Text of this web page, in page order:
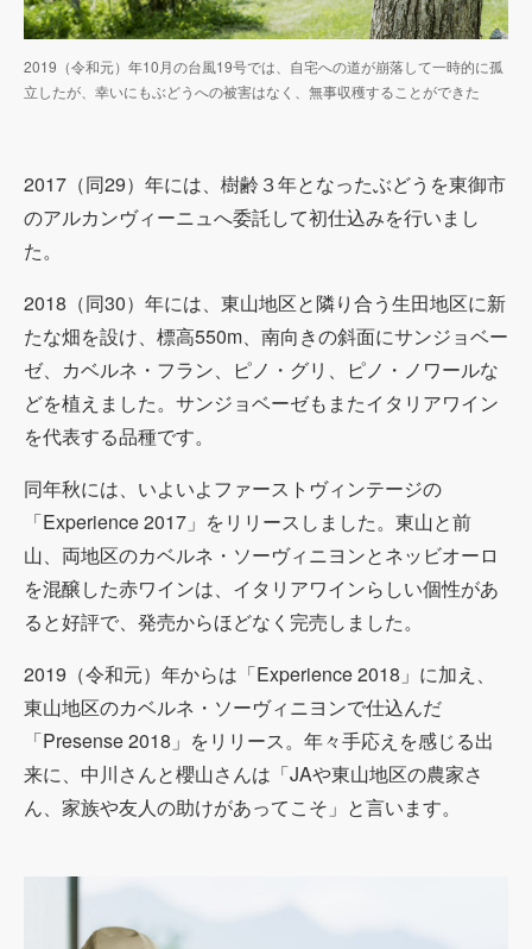
2019（令和元）年10月の台風19号では、自宅への道が崩落して一時的に孤
立したが、幸いにもぶどうへの被害はなく、無事収穫することができた
2017（同29）年には、樹齢３年となったぶどうを東御市
のアルカンヴィーニュへ委託して初仕込みを行いまし
た。
2018（同30）年には、東山地区と隣り合う生田地区に新
たな畑を設け、標高550m、南向きの斜面にサンジョベー
ゼ、カベルネ・フラン、ピノ・グリ、ピノ・ノワールな
どを植えました。サンジョベーゼもまたイタリアワイン
を代表する品種です。
同年秋には、いよいよファーストヴィンテージの
「Experience 2017」をリリースしました。東山と前
山、両地区のカベルネ・ソーヴィニヨンとネッビオーロ
を混醸した赤ワインは、イタリアワインらしい個性があ
ると好評で、発売からほどなく完売しました。
2019（令和元）年からは「Experience 2018」に加え、
東山地区のカベルネ・ソーヴィニヨンで仕込んだ
「Presense 2018」をリリース。年々手応えを感じる出
来に、中川さんと櫻山さんは「JAや東山地区の農家さ
ん、家族や友人の助けがあってこそ」と言います。